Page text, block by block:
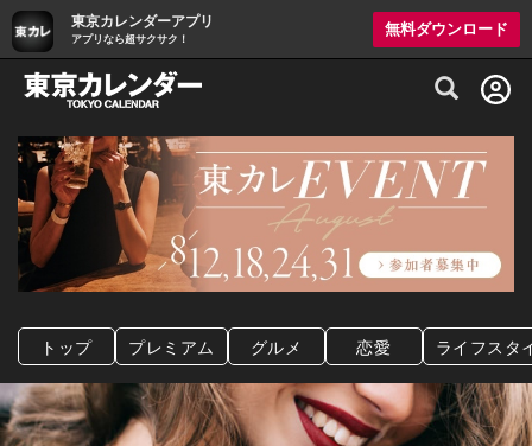
東京カレンダーアプリ
アプリなら超サクサク！
無料ダウンロード
グルメ情報・プレミアムレストラン予約
トップ プレミアム グルメ 恋愛 ライフスタ